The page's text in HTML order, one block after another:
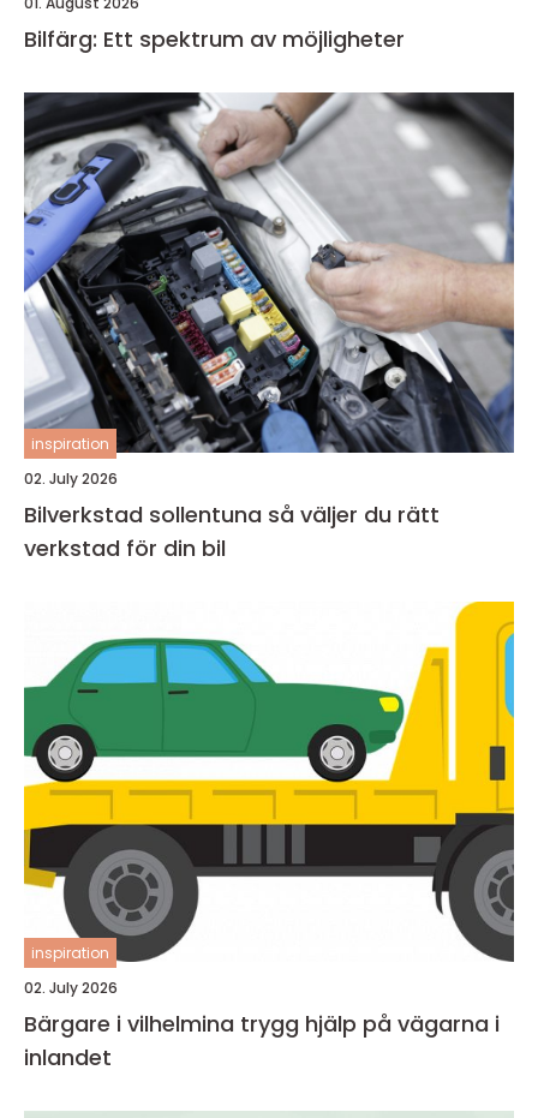
Bilfärg: Ett spektrum av möjligheter
inspiration
02. July 2026
Bilverkstad sollentuna så väljer du rätt
verkstad för din bil
inspiration
02. July 2026
Bärgare i vilhelmina trygg hjälp på vägarna i
inlandet